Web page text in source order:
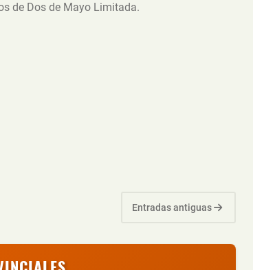
de Dos de Mayo Limitada.
Entradas antiguas